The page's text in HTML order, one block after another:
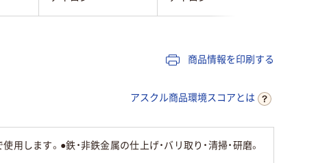
商品情報を印刷する
アスクル商品環境スコアとは
ます。●鉄・非鉄金属の仕上げ・バリ取り・清掃・研磨。